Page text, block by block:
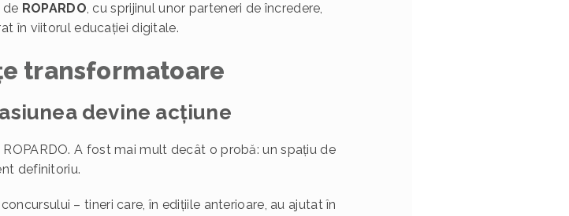
de ROPARDO, cu sprijinul unor parteneri de încredere,
în viitorul educației digitale.
transformatoare
devine acțiune
A fost mai mult decât o probă: un spațiu de
definitoriu.
concursului – tineri care, în edițiile anterioare, au ajutat în